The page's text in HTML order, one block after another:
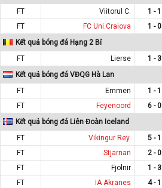
FT
Viitorul C. 1 - 1
FT
FC Uni.Craiova 1 - 0
Kết quả bóng đá Hạng 2 Bỉ
FT
Lierse 1 - 3
Kết quả bóng đá VĐQG Hà Lan
FT
Emmen 1 - 1
FT
Feyenoord 6 - 0
Kết quả bóng đá Liên Đoàn Iceland
FT
Vikingur Rey. 5 - 1
FT
Stjarnan 2 - 0
FT
Fjolnir 1 - 3
FT
IA Akranes 4 - 1